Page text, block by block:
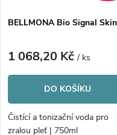
p
r
o
d
s
p
r
o
BELLMONA Bio Signal Skin
1 068,20 Kč/ ks
DO KOŠÍKU
Čistící a tonizační voda pro
zralou pleť | 750ml